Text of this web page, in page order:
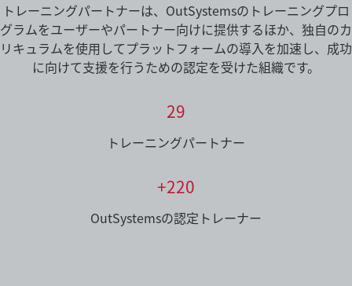
トレーニングパートナーは、OutSystemsのトレーニングプロ
グラムをユーザーやパートナー向けに提供するほか、独自のカ
リキュラムを使用してプラットフォームの導入を加速し、成功
に向けて支援を行うための認定を受けた組織です。
29
トレーニングパートナー
+220
OutSystemsの認定トレーナー